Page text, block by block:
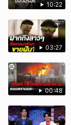
10:22
03:27
00:48